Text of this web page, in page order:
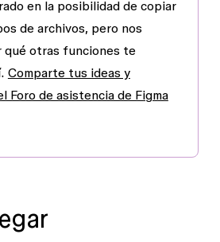
en la posibilidad de copiar
de archivos, pero nos
qué otras funciones te
Comparte tus ideas y
Foro de asistencia de Figma